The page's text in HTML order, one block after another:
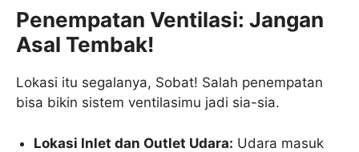
Penempatan Ventilasi: Jangan
Asal Tembak!
Lokasi itu segalanya, Sobat! Salah penempatan
bisa bikin sistem ventilasimu jadi sia-sia.
Lokasi Inlet dan Outlet Udara: Udara masuk